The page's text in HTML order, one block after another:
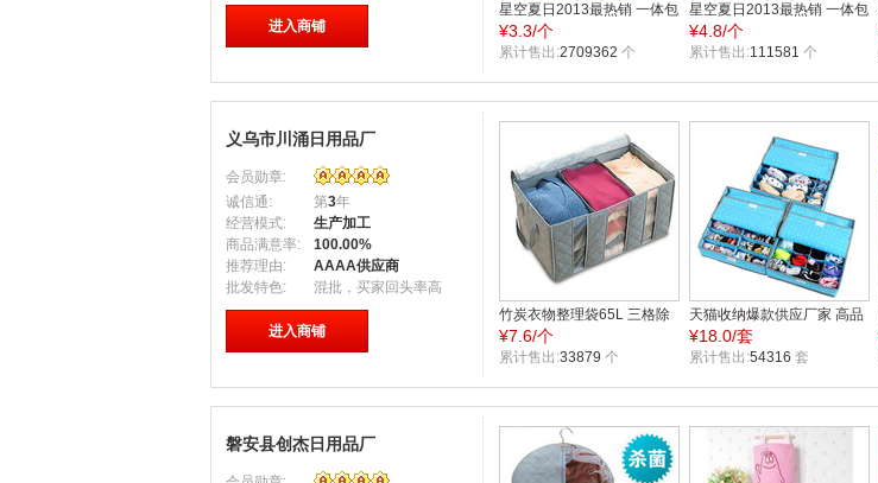
进入商铺
星空夏日2013最热销 一体包
边式收纳盒 透明鞋盒 pp 塑
料鞋盒
¥3.3/个
累计售出:2709362 个
星空夏日2013最热销 一体包
边式收纳盒 透明鞋盒 pp男款
鞋盒
¥4.8/个
累计售出:111581 个
义乌市川涌日用品厂
会员勋章:
诚信通:
第3年
经营模式:
生产加工
商品满意率:
100.00%
推荐理由:
AAAA供应商
批发特色:
混批，买家回头率高
进入商铺
竹炭衣物整理袋65L 三格除
味视窗收纳箱
¥7.6/个
累计售出:33879 个
天猫收纳爆款供应厂家 高品
质超硬挺三件套有盖内衣收
纳盒
¥18.0/套
累计售出:54316 套
磐安县创杰日用品厂